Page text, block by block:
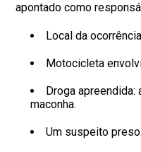
apontado como
Local da
Motocicleta
Droga
maconha.
Um suspeito preso.